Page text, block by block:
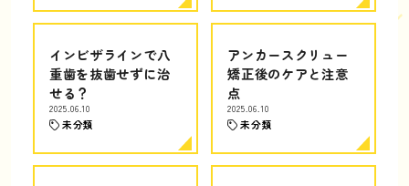
インビザラインで八
重歯を抜歯せずに治
せる？
2025.06.10
未分類
アンカースクリュー
矯正後のケアと注意
点
2025.06.10
未分類